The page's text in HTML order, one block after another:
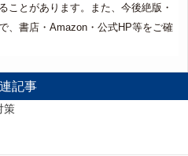
ことがあります。また、今後絶版・
、書店・Amazon・公式HP等をご確
記事
策